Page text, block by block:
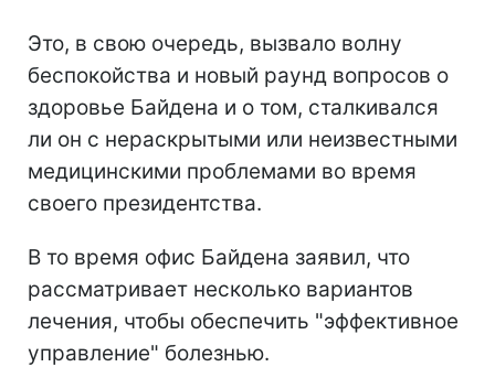
Это, в свою очередь, вызвало волну
беспокойства и новый раунд вопросов о
здоровье Байдена и о том, сталкивался
ли он с нераскрытыми или неизвестными
медицинскими проблемами во время
своего президентства.
В то время офис Байдена заявил, что
рассматривает несколько вариантов
лечения, чтобы обеспечить "эффективное
управление" болезнью.